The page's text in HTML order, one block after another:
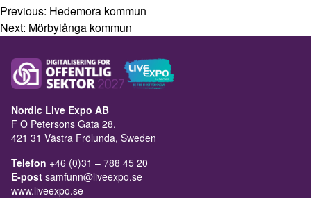
Previous: Hedemora kommun
Next: Mörbylånga kommun
Nordic Live Expo AB
F O Petersons Gata 28,
421 31 Västra Frölunda, Sweden
Telefon +46 (0)31 – 788 45 20
E-post samfunn@liveexpo.se
www.liveexpo.se